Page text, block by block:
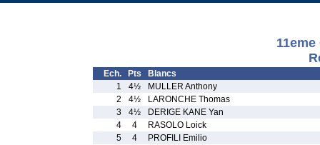
Ech. Pts
Blancs
1
4½
MULLER Anthony
2
4½
LARONCHE Thomas
3
4½
DERIGE KANE Yan
4
4
RASOLO Loick
5
4
PROFILI Emilio